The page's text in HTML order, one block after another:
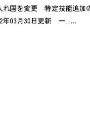
れ国を変更 特定技能追加
年03月30日更新 一……